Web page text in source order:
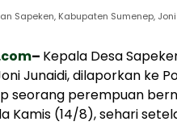
Sapeken, Kabupaten Sumenep,
– Kepala Desa
Junaidi, dilaporkan ke
seorang perempuan
Kamis (14/8), sehari